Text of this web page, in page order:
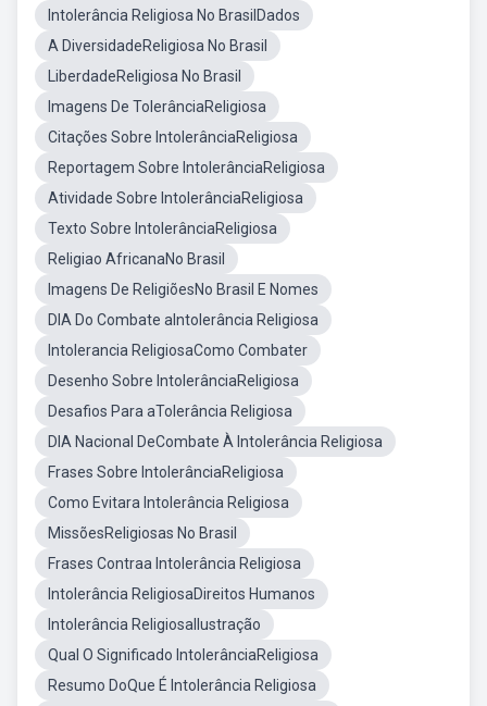
Intolerância Religiosa No BrasilDados
A DiversidadeReligiosa No Brasil
LiberdadeReligiosa No Brasil
Imagens De TolerânciaReligiosa
Citações Sobre IntolerânciaReligiosa
Reportagem Sobre IntolerânciaReligiosa
Atividade Sobre IntolerânciaReligiosa
Texto Sobre IntolerânciaReligiosa
Religiao AfricanaNo Brasil
Imagens De ReligiõesNo Brasil E Nomes
DIA Do Combate aIntolerância Religiosa
Intolerancia ReligiosaComo Combater
Desenho Sobre IntolerânciaReligiosa
Desafios Para aTolerância Religiosa
DIA Nacional DeCombate À Intolerância Religiosa
Frases Sobre IntolerânciaReligiosa
Como Evitara Intolerância Religiosa
MissõesReligiosas No Brasil
Frases Contraa Intolerância Religiosa
Intolerância ReligiosaDireitos Humanos
Intolerância ReligiosaIlustração
Qual O Significado IntolerânciaReligiosa
Resumo DoQue É Intolerância Religiosa